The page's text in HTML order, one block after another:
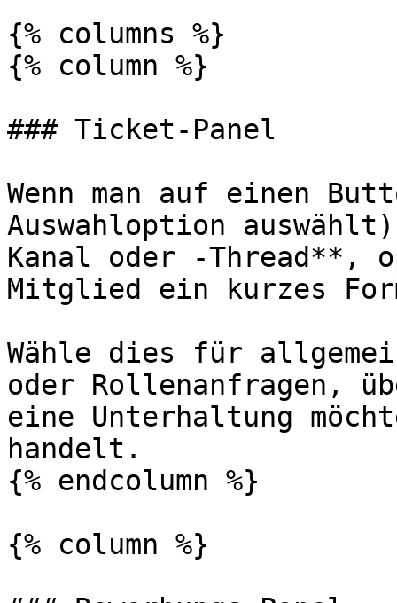
{% columns %}
{% column %}
### Ticket-Panel
Wenn man auf einen
Auswahloption
Kanal oder -Thread**,
Mitglied ein kurzes
Wähle dies für
oder Rollenanfragen,
eine Unterhaltung
handelt.
{% endcolumn %}
{% column %}